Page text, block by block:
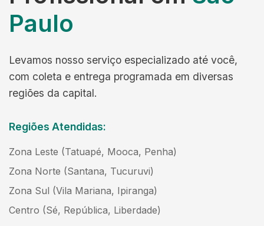
Paulo
Levamos nosso serviço especializado até você,
com coleta e entrega programada em diversas
regiões da capital.
Regiões Atendidas:
Zona Leste (Tatuapé, Mooca, Penha)
Zona Norte (Santana, Tucuruvi)
Zona Sul (Vila Mariana, Ipiranga)
Centro (Sé, República, Liberdade)